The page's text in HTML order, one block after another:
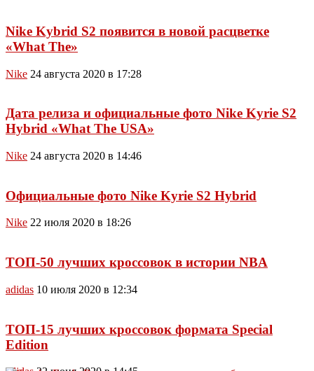
Nike Kybrid S2 появится в новой расцветке
«What The»
Nike 24 августа 2020 в 17:28
Дата релиза и официальные фото Nike Kyrie S2
Hybrid «What The USA»
Nike 24 августа 2020 в 14:46
Официальные фото Nike Kyrie S2 Hybrid
Nike 22 июля 2020 в 18:26
ТОП-50 лучших кроссовок в истории NBA
adidas 10 июля 2020 в 12:34
ТОП-15 лучших кроссовок формата Special
Edition